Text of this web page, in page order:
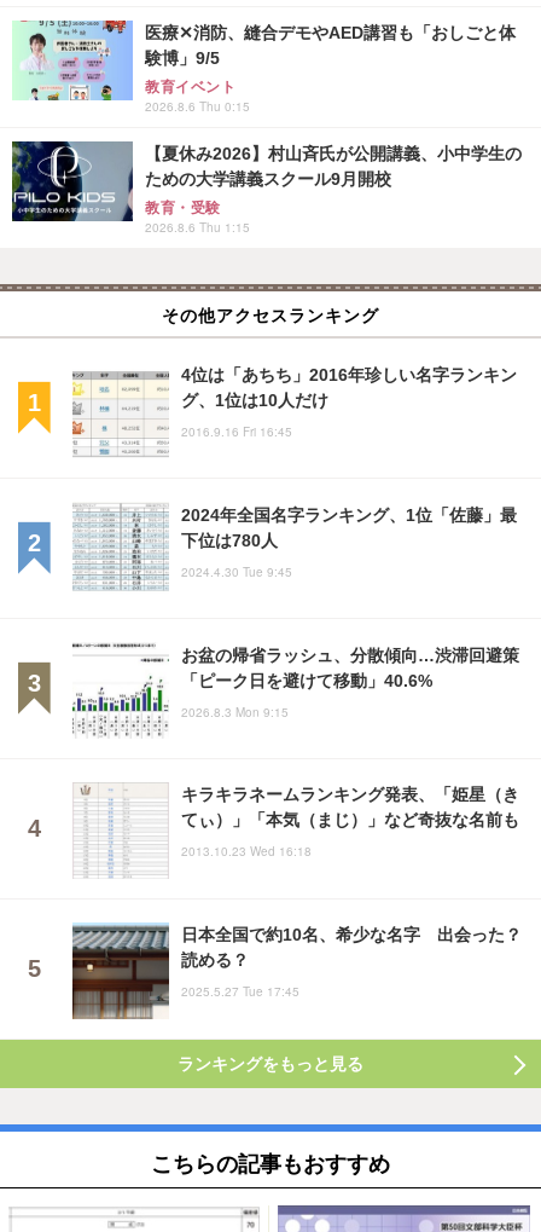
医療✕消防、縫合デモやAED講習も「おしごと体
験博」9/5
教育イベント
2026.8.6 Thu 0:15
【夏休み2026】村山斉氏が公開講義、小中学生の
ための大学講義スクール9月開校
教育・受験
2026.8.6 Thu 1:15
その他アクセスランキング
4位は「あちち」2016年珍しい名字ランキン
グ、1位は10人だけ
2016.9.16 Fri 16:45
2024年全国名字ランキング、1位「佐藤」最
下位は780人
2024.4.30 Tue 9:45
お盆の帰省ラッシュ、分散傾向…渋滞回避策
「ピーク日を避けて移動」40.6%
2026.8.3 Mon 9:15
キラキラネームランキング発表、「姫星（き
てぃ）」「本気（まじ）」など奇抜な名前も
2013.10.23 Wed 16:18
日本全国で約10名、希少な名字 出会った？
読める？
2025.5.27 Tue 17:45
ランキングをもっと見る
こちらの記事もおすすめ